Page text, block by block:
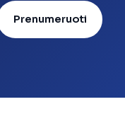
Prenumeruoti